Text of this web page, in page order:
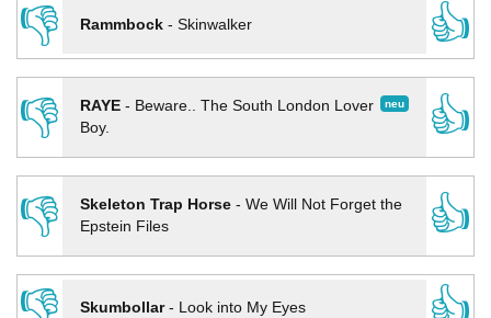
👎
Rammbock- Skinwalker
👍
👎
neu
RAYE- Beware.. The South London Lover
Boy.
👍
👎 Skeleton Trap Horse- We Will Not Forget the
Epstein Files
👍
Skumbollar- Look into My Eyes